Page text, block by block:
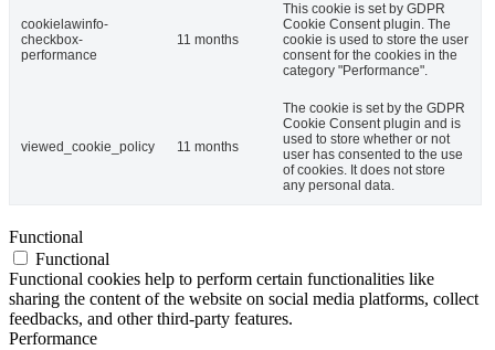
cookielawinfo-
checkbox-
performance
11 months
This cookie is set by GDPR
Cookie Consent plugin. The
cookie is used to store the user
consent for the cookies in the
category "Performance".
viewed_cookie_policy 11 months
The cookie is set by the GDPR
Cookie Consent plugin and is
used to store whether or not
user has consented to the use
of cookies. It does not store
any personal data.
Functional
Functional
Functional cookies help to perform certain functionalities like
sharing the content of the website on social media platforms, collect
feedbacks, and other third-party features.
Performance